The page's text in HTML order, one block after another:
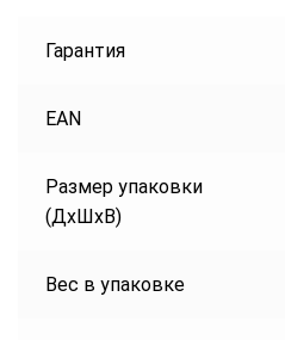
Гарантия
EAN
Размер упаковки
(ДxШxВ)
Вес в упаковке